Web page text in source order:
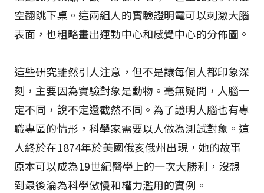
空翻跳下桌。這兩組人的實驗證明電可以刺激大腦
表面，也粗略畫出運動中心和感覺中心的分佈圖。
這些研究雖然引人注意，但不是讓每個人都印象深
刻，主要因為實驗對象是動物。毫無疑問，人腦一
定不同，說不定還截然不同。為了證明人腦也有專
職專區的情形，科學家需要以人做為測試對象。這
人終於在1874年於美國俄亥俄州出現，她的故事
原本可以成為19世紀醫學上的一次大勝利，沒想
到最後淪為科學傲慢和權力濫用的實例。